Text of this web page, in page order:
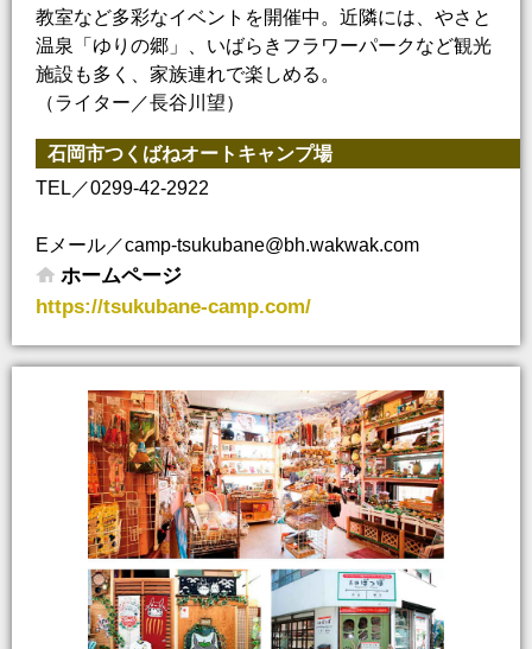
教室など多彩なイベントを開催中。近隣には、やさと
温泉「ゆりの郷」、いばらきフラワーパークなど観光
施設も多く、家族連れで楽しめる。
（ライター／長谷川望）
石岡市つくばねオートキャンプ場
TEL／0299-42-2922
Eメール／camp-tsukubane@bh.wakwak.com
ホームページ
https://tsukubane-camp.com/